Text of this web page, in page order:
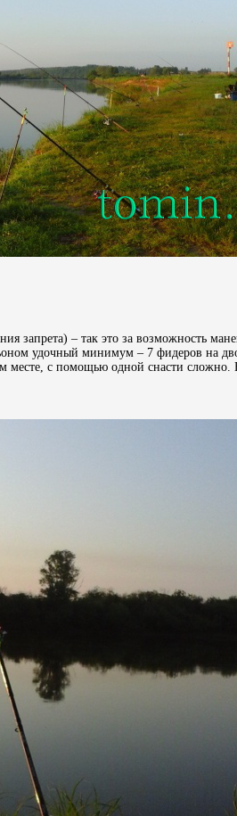
запрета) – так это за возможность
удочный минимум – 7 фидеров на
месте, с помощью одной снасти сложно.